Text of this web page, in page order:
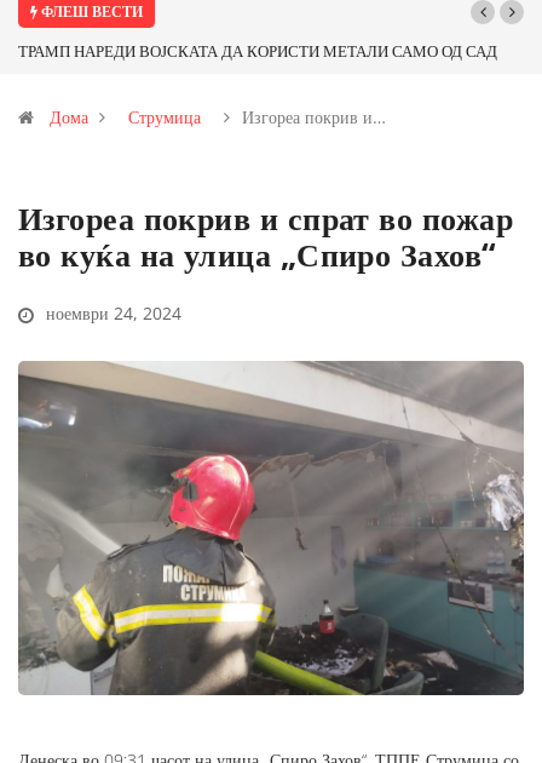
ФЛЕШ ВЕСТИ
Почнува реконструкцијата на улицата „5-ти Ноември“ во Струмица
Дома Струмица Изгореа покрив и…
Изгореа покрив и спрат во пожар
во куќа на улица „Спиро Захов“
ноември 24, 2024